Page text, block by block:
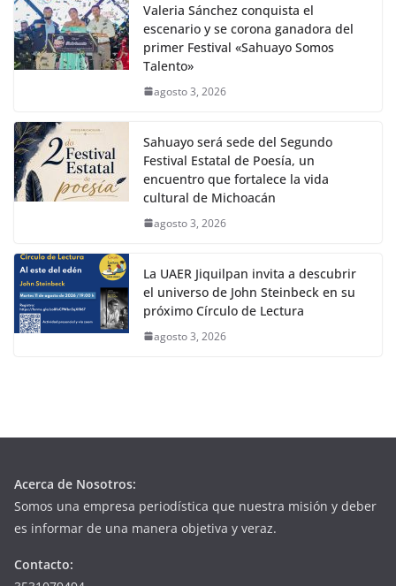
Valeria Sánchez conquista el
escenario y se corona ganadora del
primer Festival «Sahuayo Somos
Talento»
agosto 3, 2026
Sahuayo será sede del Segundo
Festival Estatal de Poesía, un
encuentro que fortalece la vida
cultural de Michoacán
agosto 3, 2026
La UAER Jiquilpan invita a descubrir
el universo de John Steinbeck en su
próximo Círculo de Lectura
agosto 3, 2026
Acerca de Nosotros:
Somos una empresa periodística que nuestra misión y deber
es informar de una manera objetiva y veraz.
Contacto: